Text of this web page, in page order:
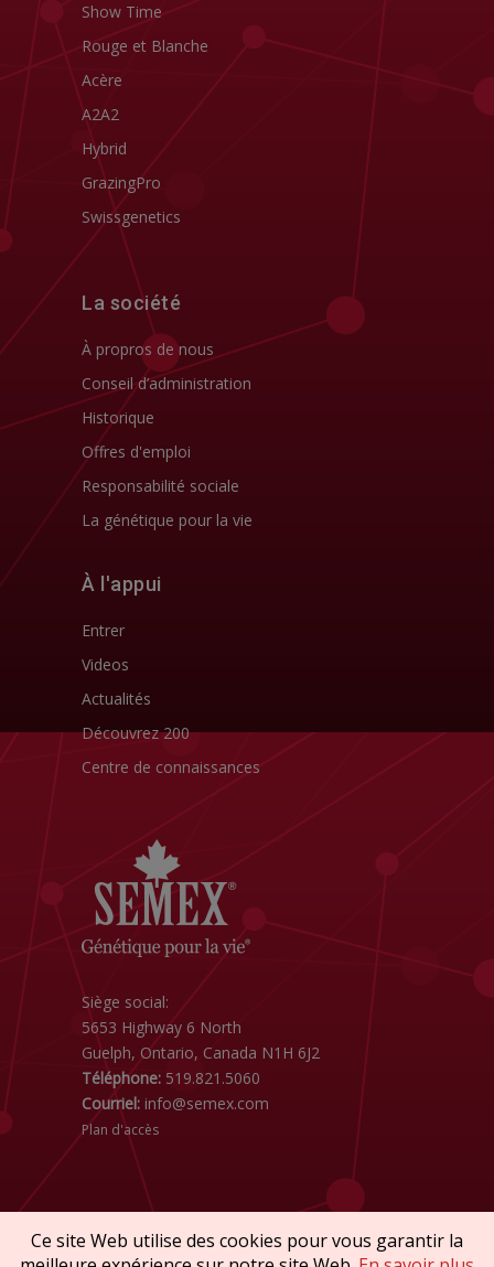
Show Time
Rouge et Blanche
Acère
A2A2
Hybrid
GrazingPro
Swissgenetics
La société
À propros de nous
Conseil d’administration
Historique
Offres d'emploi
Responsabilité sociale
La génétique pour la vie
À l'appui
Entrer
Videos
Actualités
Découvrez 200
Centre de connaissances
Siège social:
5653 Highway 6 North
Guelph, Ontario, Canada N1H 6J2
Téléphone: 519.821.5060
Courriel: info@semex.com
Plan d'accès
Ce site Web utilise des cookies pour vous garantir la